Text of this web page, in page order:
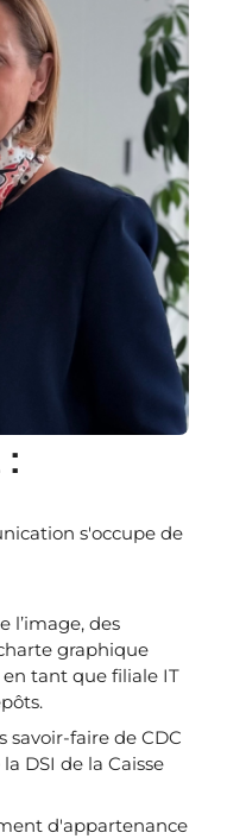
s'occupe de
l’image, des
graphique
tant que filiale IT
savoir-faire de CDC
DSI de la Caisse
d'appartenance